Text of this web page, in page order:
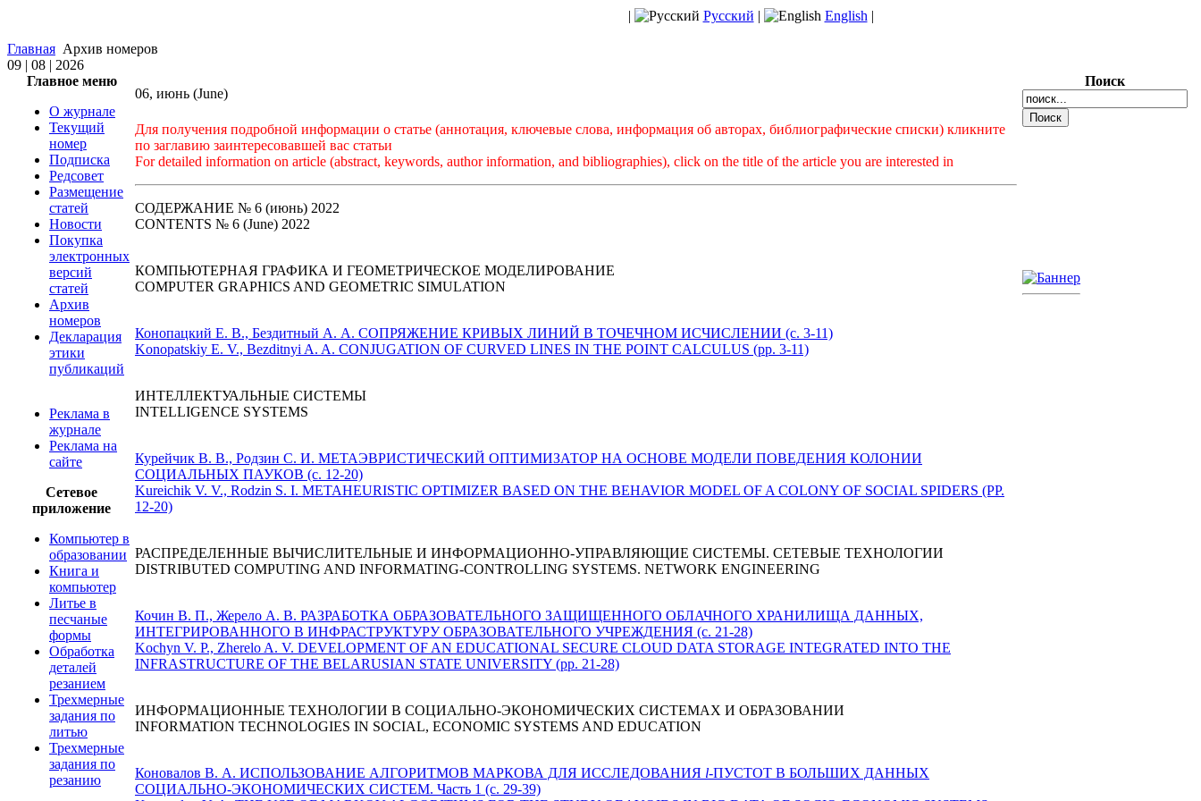
| Русский | English |
Главная Архив номеров
09 | 08 | 2026
Главное меню
О журнале
Текущий
номер
Подписка
Редсовет
Размещение
статей
Новости
Покупка
электронных
версий
статей
Архив
номеров
Декларация
этики
публикаций
Реклама в
журнале
Реклама на
сайте
Сетевое
приложение
Компьютер в
образовании
Книга и
компьютер
Литье в
песчаные
формы
Обработка
деталей
резанием
Трехмерные
задания по
литью
Трехмерные
задания по
резанию
06, июнь (June)
Для получения подробной информации о статье (аннотация, ключевые слова, информация об авторах, библиографические списки) кликните
по заглавию заинтересовавшей вас статьи
For detailed information on article (abstract, keywords, author information, and bibliographies), click on the title of the article you are interested in
СОДЕРЖАНИЕ № 6 (июнь) 2022
CONTENTS № 6 (June) 2022
КОМПЬЮТЕРНАЯ ГРАФИКА И ГЕОМЕТРИЧЕСКОЕ МОДЕЛИРОВАНИЕ
COMPUTER GRAPHICS AND GEOMETRIC SIMULATION
Конопацкий Е. В., Бездитный А. А. СОПРЯЖЕНИЕ КРИВЫХ ЛИНИЙ В ТОЧЕЧНОМ ИСЧИСЛЕНИИ (с. 3-11)
Konopatskiy E. V., Bezditnyi A. A. CONJUGATION OF CURVED LINES IN THE POINT CALCULUS (pp. 3-11)
ИНТЕЛЛЕКТУАЛЬНЫЕ СИСТЕМЫ
INTELLIGENCE SYSTEMS
Курейчик В. В., Родзин С. И. МЕТАЭВРИСТИЧЕСКИЙ ОПТИМИЗАТОР НА ОСНОВЕ МОДЕЛИ ПОВЕДЕНИЯ КОЛОНИИ
СОЦИАЛЬНЫХ ПАУКОВ (с. 12-20)
Kureichik V. V., Rodzin S. I. METAHEURISTIC OPTIMIZER BASED ON THE BEHAVIOR MODEL OF A COLONY OF SOCIAL SPIDERS (PP.
12-20)
РАСПРЕДЕЛЕННЫЕ ВЫЧИСЛИТЕЛЬНЫЕ И ИНФОРМАЦИОННО-УПРАВЛЯЮЩИЕ СИСТЕМЫ. СЕТЕВЫЕ ТЕХНОЛОГИИ
DISTRIBUTED COMPUTING AND INFORMATING-CONTROLLING SYSTEMS. NETWORK ENGINEERING
Кочин В. П., Жерело А. В. РАЗРАБОТКА ОБРАЗОВАТЕЛЬНОГО ЗАЩИЩЕННОГО ОБЛАЧНОГО ХРАНИЛИЩА ДАННЫХ,
ИНТЕГРИРОВАННОГО В ИНФРАСТРУКТУРУ ОБРАЗОВАТЕЛЬНОГО УЧРЕЖДЕНИЯ (с. 21-28)
Kochyn V. P., Zherelo A. V. DEVELOPMENT OF AN EDUCATIONAL SECURE CLOUD DATA STORAGE INTEGRATED INTO THE
INFRASTRUCTURE OF THE BELARUSIAN STATE UNIVERSITY (pp. 21-28)
ИНФОРМАЦИОННЫЕ ТЕХНОЛОГИИ В СОЦИАЛЬНО-ЭКОНОМИЧЕСКИХ СИСТЕМАХ И ОБРАЗОВАНИИ
INFORMATION TECHNOLOGIES IN SOCIAL, ECONOMIC SYSTEMS AND EDUCATION
Коновалов В. А. ИСПОЛЬЗОВАНИЕ АЛГОРИТМОВ МАРКОВА ДЛЯ ИССЛЕДОВАНИЯ l-ПУСТОТ В БОЛЬШИХ ДАННЫХ
СОЦИАЛЬНО-ЭКОНОМИЧЕСКИХ СИСТЕМ. Часть 1 (с. 29-39)
Поиск